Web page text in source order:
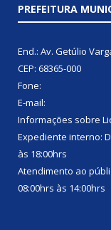
PREFEITURA
End.: Av. Getúlio
CEP: 68365-000
Fone:
E-mail:
Informações sobre
Expediente interno:
às 18:00hrs
Atendimento ao
08:00hrs às 14:00hrs